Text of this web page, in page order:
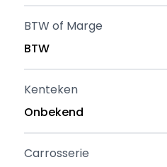
BTW of Marge
BTW
Kenteken
Onbekend
Carrosserie